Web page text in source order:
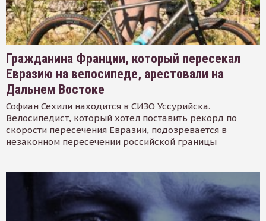
Гражданина Франции, который пересекал
Евразию на велосипеде, арестовали на
Дальнем Востоке
Софиан Сехили находится в СИЗО Уссурийска.
Велосипедист, который хотел поставить рекорд по
скорости пересечения Евразии, подозревается в
незаконном пересечении российской границы